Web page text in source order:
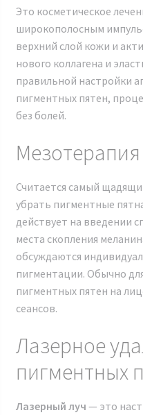
Это косметическое
широкополосным
верхний слой кожи и
нового коллагена и
правильной настройки
пигментных пятен,
без болей.
Мезотерапия
Считается самый
убрать пигментные
действует на введении
места скопления
обсуждаются
пигментации. Обычно
пигментных пятен на
сеансов.
Лазерное
пигментных
Лазерный луч — это